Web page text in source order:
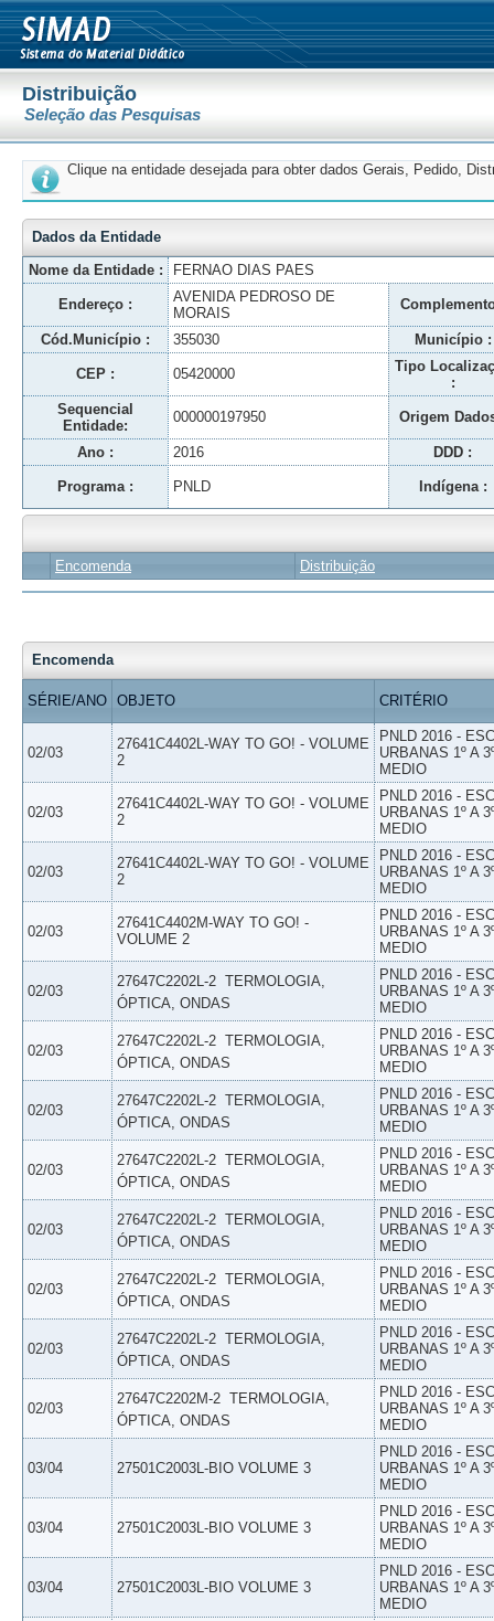
Distribuição
Seleção das Pesquisas
Clique na entidade desejada para obter dados Gerais, Pedido,
Dados da Entidade
Nome da Entidade :
FERNAO DIAS PAES
Endereço :
AVENIDA PEDROSO DE
MORAIS
Cód.Município : 355030 Município :
CEP : 05420000
Tipo
:
Sequencial
Entidade:
000000197950 Origem
Ano : 2016 DDD :
Programa : PNLD Indígena :
Encomenda Distribuição
Encomenda
SÉRIE/ANO OBJETO CRITÉRIO
02/03
27641C4402L-WAY TO GO! - VOLUME
2
PNLD 2016 -
URBANAS 1º A
MEDIO
02/03
27641C4402L-WAY TO GO! - VOLUME
2
PNLD 2016 -
URBANAS 1º A
MEDIO
02/03
27641C4402L-WAY TO GO! - VOLUME
2
PNLD 2016 -
URBANAS 1º A
MEDIO
02/03
27641C4402M-WAY TO GO! -
VOLUME 2
PNLD 2016 -
URBANAS 1º A
MEDIO
02/03
27647C2202L-2  TERMOLOGIA,
ÓPTICA, ONDAS
PNLD 2016 -
URBANAS 1º A
MEDIO
02/03
27647C2202L-2  TERMOLOGIA,
ÓPTICA, ONDAS
PNLD 2016 -
URBANAS 1º A
MEDIO
02/03
27647C2202L-2  TERMOLOGIA,
ÓPTICA, ONDAS
PNLD 2016 -
URBANAS 1º A
MEDIO
02/03
27647C2202L-2  TERMOLOGIA,
ÓPTICA, ONDAS
PNLD 2016 -
URBANAS 1º A
MEDIO
02/03
27647C2202L-2  TERMOLOGIA,
ÓPTICA, ONDAS
PNLD 2016 -
URBANAS 1º A
MEDIO
02/03
27647C2202L-2  TERMOLOGIA,
ÓPTICA, ONDAS
PNLD 2016 -
URBANAS 1º A
MEDIO
02/03
27647C2202L-2  TERMOLOGIA,
ÓPTICA, ONDAS
PNLD 2016 -
URBANAS 1º A
MEDIO
02/03
27647C2202M-2  TERMOLOGIA,
ÓPTICA, ONDAS
PNLD 2016 -
URBANAS 1º A
MEDIO
03/04 27501C2003L-BIO VOLUME 3
PNLD 2016 -
URBANAS 1º A
MEDIO
03/04 27501C2003L-BIO VOLUME 3
PNLD 2016 -
URBANAS 1º A
MEDIO
03/04 27501C2003L-BIO VOLUME 3
PNLD 2016 -
URBANAS 1º A
MEDIO